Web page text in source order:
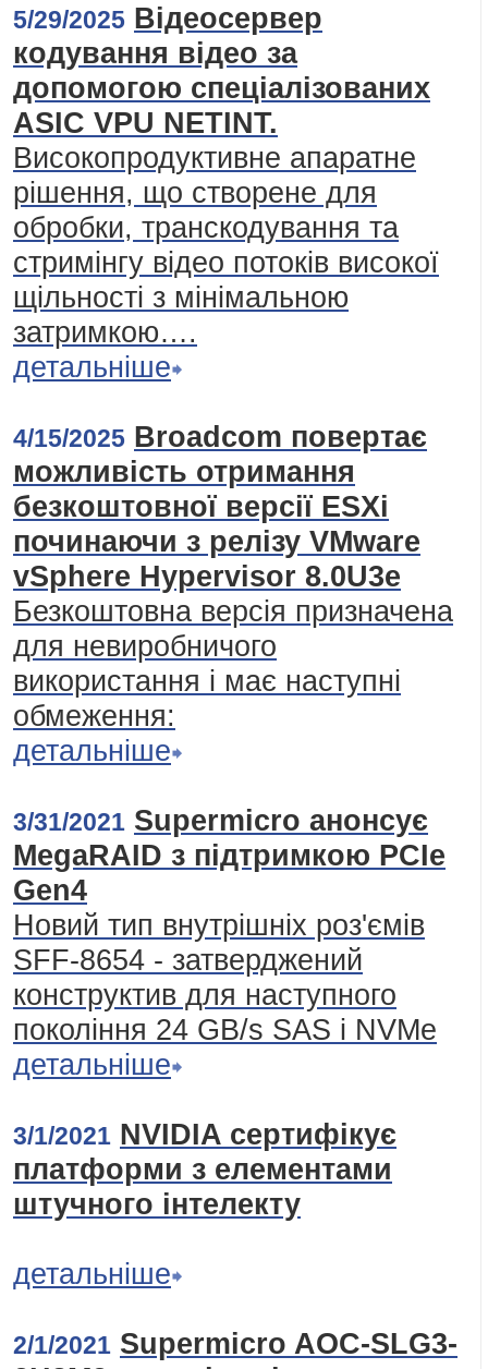
5/29/2025 Відеосервер
кодування відео за
допомогою спеціалізованих
ASIC VPU NETINT.
Високопродуктивне апаратне
рішення, що створене для
обробки, транскодування та
стримінгу відео потоків високої
щільності з мінімальною
затримкою….
детальніше
4/15/2025 Broadcom повертає
можливість отримання
безкоштовної версії ESXi
починаючи з релізу VMware
vSphere Hypervisor 8.0U3e
Безкоштовна версія призначена
для невиробничого
використання і має наступні
обмеження:
детальніше
3/31/2021 Supermicro анонсує
MegaRAID з підтримкою PCIe
Gen4
Новий тип внутрішніх роз'ємів
SFF-8654 - затверджений
конструктив для наступного
покоління 24 GB/s SAS і NVMe
детальніше
3/1/2021 NVIDIA сертифікує
платформи з елементами
штучного інтелекту
детальніше
2/1/2021 Supermicro AOC-SLG3-